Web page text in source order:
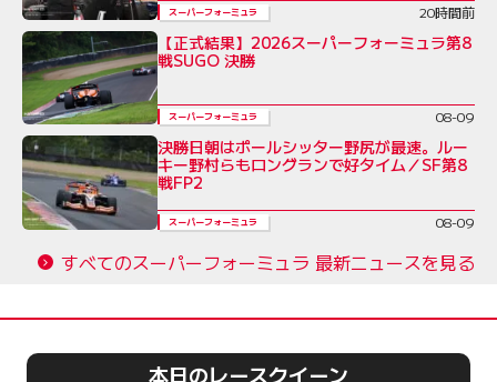
スーパーフォーミュラ 20時間前
【正式結果】2026スーパーフォーミュラ第8
戦SUGO 決勝
スーパーフォーミュラ 08-09
決勝日朝はポールシッター野尻が最速。ルー
キー野村らもロングランで好タイム／SF第8
戦FP2
スーパーフォーミュラ 08-09
すべてのスーパーフォーミュラ 最新ニュースを見る
本日のレースクイーン